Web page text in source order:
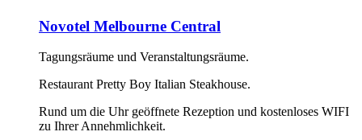
Novotel Melbourne Central
Tagungsräume und Veranstaltungsräume.
Restaurant Pretty Boy Italian Steakhouse.
Rund um die Uhr geöffnete Rezeption und kostenloses WIFI
zu Ihrer Annehmlichkeit.